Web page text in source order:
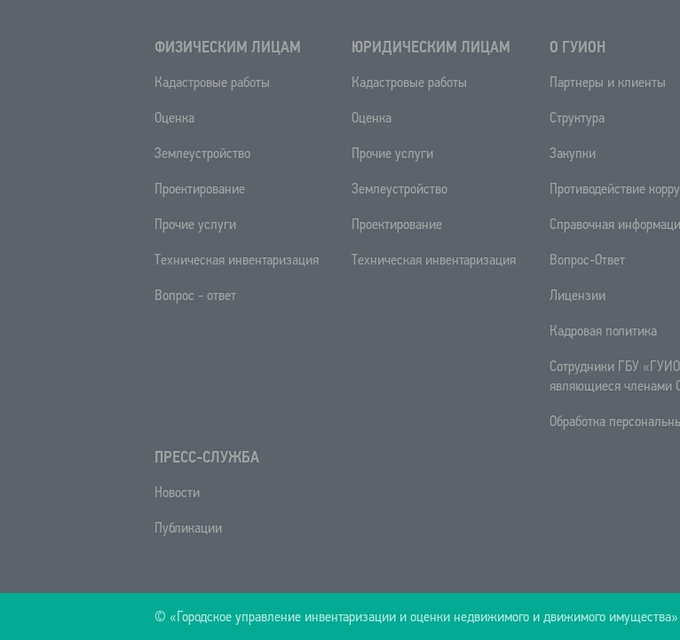
О ГУИОН
Партнеры и клиенты
Структура
Закупки
Противодействие
Справочная
Вопрос-Ответ
Лицензии
Кадровая политика
Сотрудники ГБУ
являющиеся членами
Обработка
ФИЗИЧЕСКИМ ЛИЦАМ
Кадастровые работы
Оценка
Землеустройство
Проектирование
Прочие услуги
Техническая инвентаризация
Вопрос - ответ
ЮРИДИЧЕСКИМ ЛИЦАМ
Кадастровые работы
Оценка
Прочие услуги
Землеустройство
Проектирование
Техническая инвентаризация
ПРЕСС-СЛУЖБА
Новости
Публикации
© «Городское управление инвентаризации и оценки недвижимого и движимого имущества»